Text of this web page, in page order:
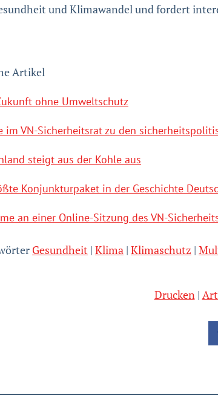
und Klimawandel und fordert
Artikel
ohne Umweltschutz
im VN-Sicherheitsrat zu den
steigt aus der Kohle aus
Konjunkturpaket in der Geschichte
an einer Online-Sitzung des VN-
Gesundheit Klima Klimaschutz
Drucken